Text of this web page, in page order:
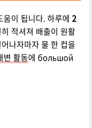
이 됩니다. 하루에 2
적셔져 배출이 원활
나자마자 물 한 컵을
변 활동에 большой